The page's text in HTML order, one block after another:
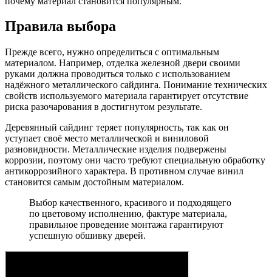
Правила выбора
Прежде всего, нужно определиться с оптимальным
материалом. Например, отделка железной двери своими
руками должна проводиться только с использованием
надёжного металлического сайдинга. Понимание технических
свойств используемого материала гарантирует отсутствие
риска разочарования в достигнутом результате.
Деревянный сайдинг теряет популярность, так как он
уступает своё место металлической и виниловой
разновидности. Металлические изделия подвержены
коррозии, поэтому они часто требуют специальную обработку
антикоррозийного характера. В противном случае винил
становится самым достойным материалом.
Выбор качественного, красивого и подходящего
по цветовому исполнению, фактуре материала,
правильное проведение монтажа гарантируют
успешную обшивку дверей.